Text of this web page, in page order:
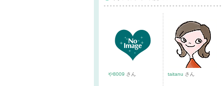
や8009 さん taitanu さん